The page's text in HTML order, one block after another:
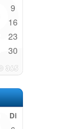
9
16
23
30
Di